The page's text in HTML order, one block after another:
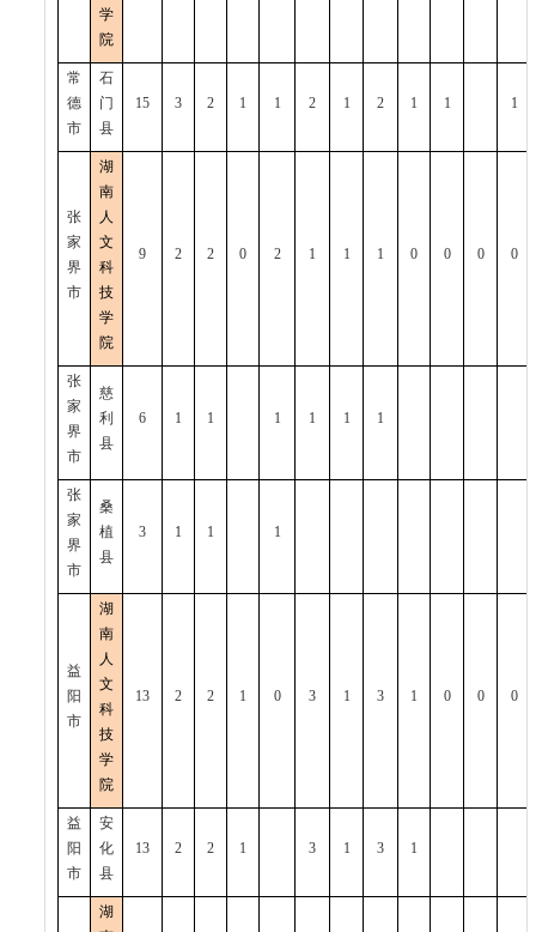
学
院
常
德
市
石
门
县
15 3 2 1 1 2 1 2 1 1 1
张
家
界
市
湖
南
人
文
科
技
学
院
9 2 2 0 2 1 1 1 0 0 0 0
张
家
界
市
慈
利
县
6 1 1 1 1 1 1
张
家
界
市
桑
植
县
3 1 1 1
益
阳
市
湖
南
人
文
科
技
学
院
13 2 2 1 0 3 1 3 1 0 0 0
益
阳
市
安
化
县
13 2 2 1 3 1 3 1
湖